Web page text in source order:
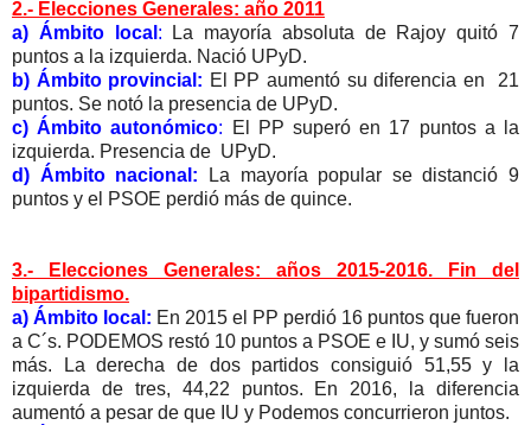
2.- Elecciones Generales: año 2011
a) Ámbito local :
La mayoría absoluta de Rajoy quitó 7
puntos a la izquierda. Nació UPyD.
b) Ámbito provincial: El PP aumentó su diferencia en 21
puntos. Se notó la presencia de UPyD.
c) Ámbito autonómico:
El PP superó en 17 puntos a la
izquierda. Presencia de UPyD.
d) Ámbito nacional:
La mayoría popular se distanció 9
puntos y el PSOE perdió más de quince.
3.- Elecciones Generales: años 2015-2016. Fin del
bipartidismo.
a) Ámbito local: En 2015 el PP perdió 16 puntos que fueron
a C´s. PODEMOS restó 10 puntos a PSOE e IU, y sumó seis
más. La derecha de dos partidos consiguió 51,55 y la
izquierda de tres, 44,22 puntos. En 2016, la diferencia
aumentó a pesar de que IU y Podemos concurrieron juntos.